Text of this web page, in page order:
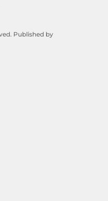
Published by